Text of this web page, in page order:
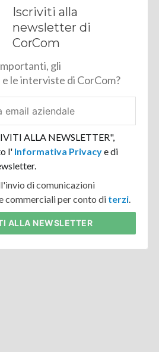
Iscriviti alla
newsletter di
CorCom
gli
le interviste di CorCom?
ALLA NEWSLETTER",
l' Informativa Privacye di
di comunicazioni
commerciali per conto di terzi.
ALLA NEWSLETTER